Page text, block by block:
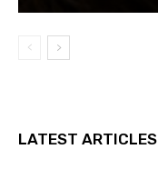
LATEST ARTICLES